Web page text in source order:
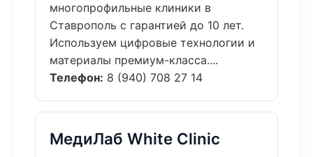
многопрофильные клиники в
Ставрополь с гарантией до 10 лет.
Используем цифровые технологии и
материалы премиум-класса....
Телефон: 8 (940) 708 27 14
МедиЛаб White Clinic